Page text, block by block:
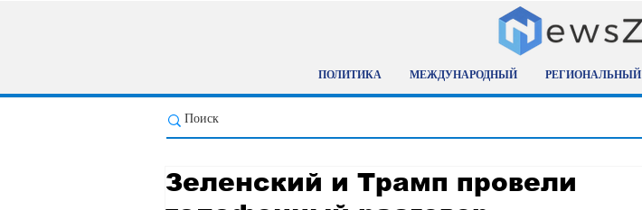
ПОЛИТИКА МЕЖДУНАРОДНЫЙ РЕГИОНАЛЬНЫЙ
Зеленский и Трамп провели